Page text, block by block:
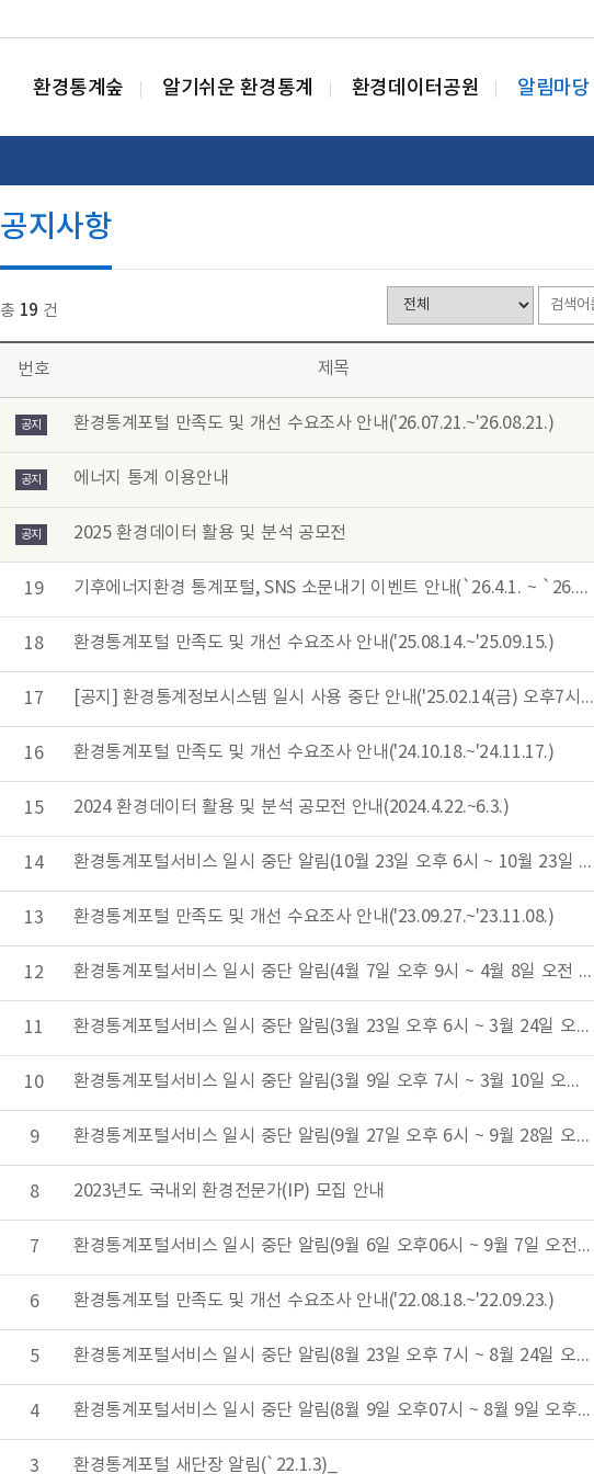
환경통계숲 알기쉬운 환경통계 환경데이터공원 알림마당
공지사항
총 19 건
번호 제목
공지 환경통계포털 만족도 및 개선 수요조사 안내('26.07.21.~'26.08.21.)
공지 에너지 통계 이용안내
공지 2025 환경데이터 활용 및 분석 공모전
19 기후에너지환경 통계포털, SNS 소문내기 이벤트 안내(`26.4.1. ~ `26.4.10.)
18 환경통계포털 만족도 및 개선 수요조사 안내('25.08.14.~'25.09.15.)
17 [공지] 환경통계정보시스템 일시 사용 중단 안내('25.02.14(금) 오후7시 ~ '25.02.15(토) 오전5시)
16 환경통계포털 만족도 및 개선 수요조사 안내('24.10.18.~'24.11.17.)
15 2024 환경데이터 활용 및 분석 공모전 안내(2024.4.22.~6.3.)
14 환경통계포털서비스 일시 중단 알림(10월 23일 오후 6시 ~ 10월 23일 오후 9시)
13 환경통계포털 만족도 및 개선 수요조사 안내('23.09.27.~'23.11.08.)
12 환경통계포털서비스 일시 중단 알림(4월 7일 오후 9시 ~ 4월 8일 오전 6시)
11 환경통계포털서비스 일시 중단 알림(3월 23일 오후 6시 ~ 3월 24일 오전 3시)
10 환경통계포털서비스 일시 중단 알림(3월 9일 오후 7시 ~ 3월 10일 오전 3시)
9 환경통계포털서비스 일시 중단 알림(9월 27일 오후 6시 ~ 9월 28일 오전 4시)
8 2023년도 국내외 환경전문가(IP) 모집 안내
7 환경통계포털서비스 일시 중단 알림(9월 6일 오후06시 ~ 9월 7일 오전05시)
6 환경통계포털 만족도 및 개선 수요조사 안내('22.08.18.~'22.09.23.)
5 환경통계포털서비스 일시 중단 알림(8월 23일 오후 7시 ~ 8월 24일 오전 3시)
4 환경통계포털서비스 일시 중단 알림(8월 9일 오후07시 ~ 8월 9일 오후09시)
3 환경통계포털 새단장 알림(`22.1.3)_